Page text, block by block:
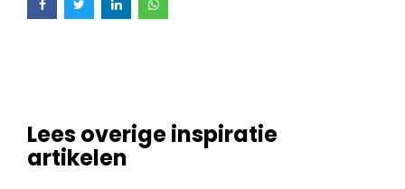
Lees overige inspiratie
artikelen